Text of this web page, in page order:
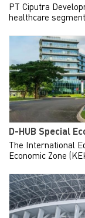
PT Ciputra
healthcare
D-HUB Special
The International
Economic Zone